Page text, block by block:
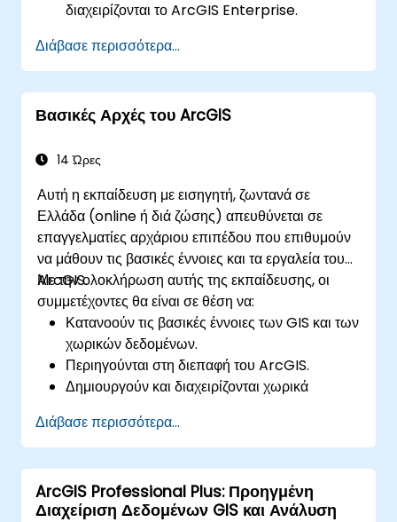
διαχειρίζονται το ArcGIS Enterprise.
προβλημάτων και αντιμετώπισης
συνηθισμένων ζητημάτων.
Αναπτύξουν επάρκεια στην παρακολούθηση
και συντήρηση περιβαλλόντων ArcGIS
Κατακτήσουν τις τεχνικές δημιουργίας
βελτιστοποίησης απόδοσης.
Διάβασε περισσότερα...
Βασικές Αρχές του ArcGIS
14 Ώρες
Αυτή η εκπαίδευση με εισηγητή, ζωντανά σε
Ελλάδα (online ή διά ζώσης) απευθύνεται σε
επαγγελματίες αρχάριου επιπέδου που επιθυμούν
να μάθουν τις βασικές έννοιες και τα εργαλεία του
ArcGIS.
Με την ολοκλήρωση αυτής της εκπαίδευσης, οι
συμμετέχοντες θα είναι σε θέση να:
Κατανοούν τις βασικές έννοιες των GIS και των
χωρικών δεδομένων.
Περιηγούνται στη διεπαφή του ArcGIS.
Δημιουργούν και διαχειρίζονται χωρικά
Εκτελούν βασική χωρική ανάλυση.
Δημιουργούν χάρτες και οπτικοποιήσεις.
Διάβασε περισσότερα...
ArcGIS Professional Plus: Προηγμένη
Διαχείριση Δεδομένων GIS και Ανάλυση